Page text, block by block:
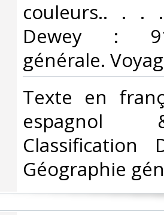
couleurs.. . . .
Dewey :
générale.
‎Texte en
espagnol
Classification
Géographie